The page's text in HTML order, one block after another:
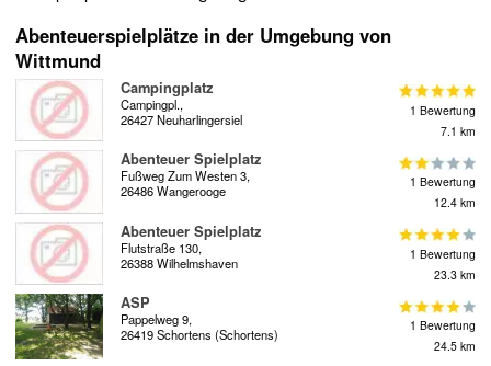
Abenteuerspielplätze in der Umgebung von
Wittmund
Campingplatz
Campingpl.,
26427 Neuharlingersiel
1 Bewertung
7.1 km
Abenteuer Spielplatz
Fußweg Zum Westen 3,
26486 Wangerooge
1 Bewertung
12.4 km
Abenteuer Spielplatz
Flutstraße 130,
26388 Wilhelmshaven
1 Bewertung
23.3 km
ASP
Pappelweg 9,
26419 Schortens (Schortens)
1 Bewertung
24.5 km